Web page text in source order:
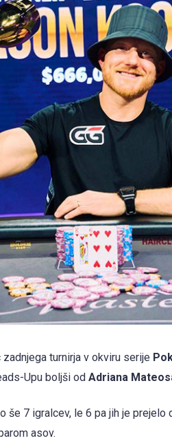
turnirja v okviru serije
Upu boljši od Adriana
7 igralcev, le 6 pa jih je prejelo
asov.